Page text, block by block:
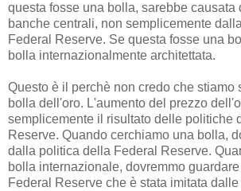
questa fosse una bolla, sarebbe
banche centrali, non semplicemente
Federal Reserve. Se questa fosse una
bolla internazionalmente architettata.
Questo è il perchè non credo che stiamo
bolla dell'oro. L'aumento del prezzo
semplicemente il risultato delle politiche
Reserve. Quando cerchiamo una bolla,
dalla politica della Federal Reserve.
bolla internazionale, dovremmo
Federal Reserve che è stata imitata